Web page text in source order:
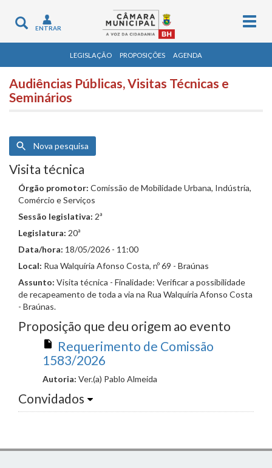
Toggle
navigation
ENTRAR
LEGISLAÇÃO PROPOSIÇÕES AGENDA
Audiências Públicas, Visitas Técnicas e
Seminários
Nova pesquisa
Visita técnica
Órgão promotor: Comissão de Mobilidade Urbana, Indústria,
Comércio e Serviços
Sessão legislativa: 2ª
Legislatura: 20ª
Data/hora: 18/05/2026 - 11:00
Local: Rua Walquíria Afonso Costa, nº 69 - Braúnas
Assunto: Visita técnica - Finalidade: Verificar a possibilidade
de recapeamento de toda a via na Rua Walquíria Afonso Costa
- Braúnas.
Proposição que deu origem ao evento
Requerimento de Comissão
1583/2026
Autoria: Ver.(a) Pablo Almeida
Convidados